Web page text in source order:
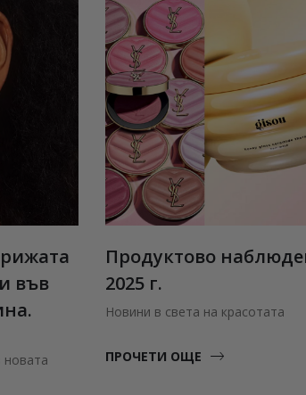
във
новата
Продуктово
2025 г.
Новини в света на красотата
ПРОЧЕТИ ОЩЕ